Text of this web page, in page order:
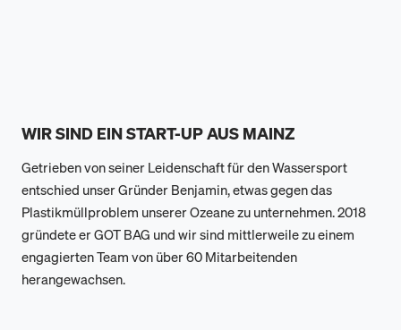
WIR SIND EIN START-UP AUS MAINZ
Getrieben von seiner Leidenschaft für den Wassersport
entschied unser Gründer Benjamin, etwas gegen das
Plastikmüllproblem unserer Ozeane zu unternehmen. 2018
gründete er GOT BAG und wir sind mittlerweile zu einem
engagierten Team von über 60 Mitarbeitenden
herangewachsen.